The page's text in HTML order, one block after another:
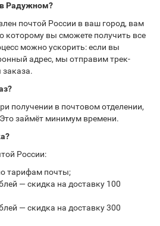
в Радужном?
почтой России в ваш город, вам
которому вы сможете получить все
можно ускорить: если вы
адрес, мы отправим трек-
заказа.
получении в почтовом отделении,
займёт минимум времени.
России:
тарифам почты;
— скидка на доставку 100
— скидка на доставку 300